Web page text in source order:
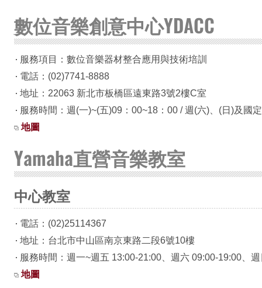
數位音樂創意中心YDACC
服務項目：數位音樂器材整合應用與技術培訓
電話：(02)7741-8888
地址：22063 新北市板橋區遠東路3號2樓C室
服務時間：週(一)~(五)09：00~18：00 / 週(六)、(日)及國
地圖
Yamaha直營音樂教室
中心教室
電話：(02)25114367
地址：台北市中山區南京東路二段6號10樓
服務時間：週一~週五 13:00-21:00、週六 09:00-19:00、
地圖